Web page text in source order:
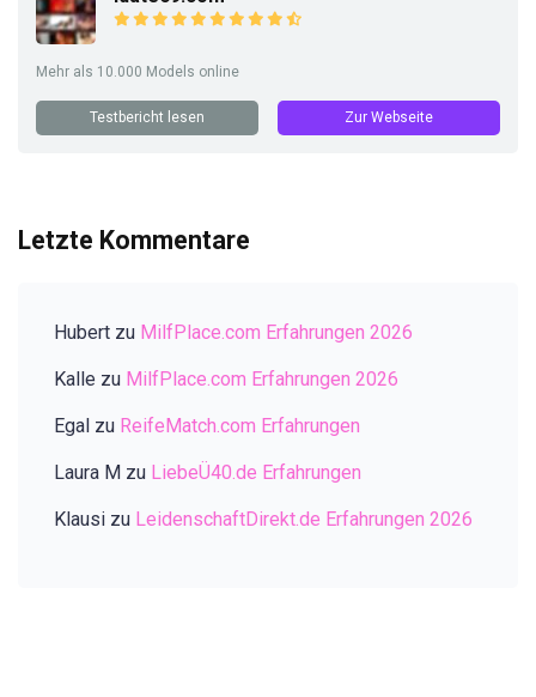
Mehr als 10.000 Models online
Testbericht lesen Zur Webseite
Letzte Kommentare
Hubert zu MilfPlace.com Erfahrungen 2026
Kalle zu MilfPlace.com Erfahrungen 2026
Egal zu ReifeMatch.com Erfahrungen
Laura M zu LiebeÜ40.de Erfahrungen
Klausi zu LeidenschaftDirekt.de Erfahrungen 2026